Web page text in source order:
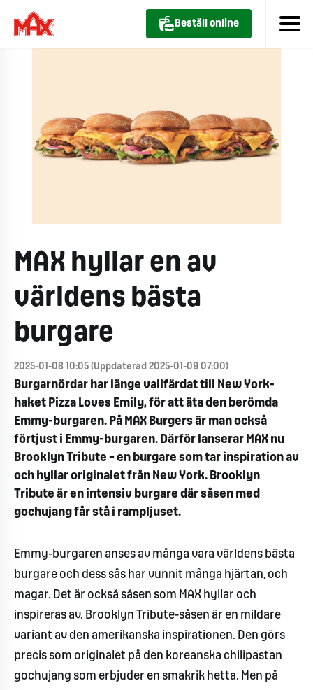
Beställ online
MAX hyllar en av
världens bästa
burgare
2025-01-08 10:05 (Uppdaterad 2025-01-09 07:00)
Burgarnördar har länge vallfärdat till New York-
haket Pizza Loves Emily, för att äta den berömda
Emmy-burgaren. På MAX Burgers är man också
förtjust i Emmy-burgaren. Därför lanserar MAX nu
Brooklyn Tribute – en burgare som tar inspiration av
och hyllar originalet från New York. Brooklyn
Tribute är en intensiv burgare där såsen med
gochujang får stå i rampljuset.
Emmy-burgaren anses av många vara världens bästa
burgare och dess sås har vunnit många hjärtan, och
magar. Det är också såsen som MAX hyllar och
inspireras av. Brooklyn Tribute-såsen är en mildare
variant av den amerikanska inspirationen. Den görs
precis som originalet på den koreanska chilipastan
gochujang som erbjuder en smakrik hetta. Men på